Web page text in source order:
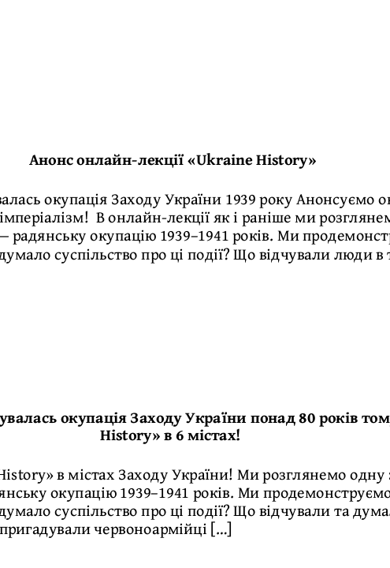
Анонс онлайн-лекції «Ukraine History»
окупація Заходу України 1939 року Анонсуємо
В онлайн-лекції як і раніше ми
— радянську окупацію 1939–1941 років. Ми
суспільство про ці події? Що відчували люди в
окупація Заходу України понад 80 років
History» в 6 містах!
в містах Заходу України! Ми розглянемо
окупацію 1939–1941 років. Ми
суспільство про ці події? Що відчували та
червоноармійці […]